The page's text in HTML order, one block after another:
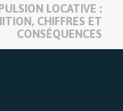
LOCATIVE :
CHIFFRES ET
CONSÉQUENCES